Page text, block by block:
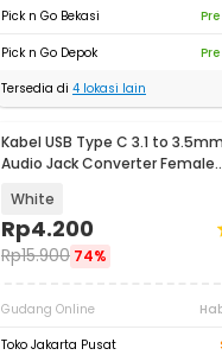
Pick n Go Bekasi
Pick n Go Depok
Tersedia di 4 lokasi lain
Kabel USB Type C 3.1 to 3.5mm
Audio Jack Converter Female
White
Rp4.200
Rp15.900 74%
Gudang Online
Toko Jakarta Pusat